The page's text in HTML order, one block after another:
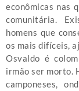
econômicas nas
comunitária.
homens que
os mais difíceis,
Osvaldo é
irmão ser morto.
camponeses,